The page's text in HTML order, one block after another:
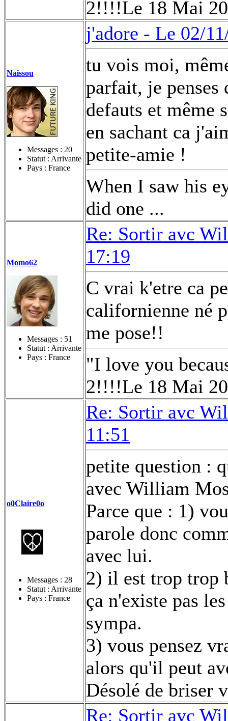
2!!!!Le 18 Mai
Naissou
Messages : 20
Statut : Arrivante
Pays : France
j'adore - Le 02/
tu vois moi,
parfait, je penses
defauts et même
en sachant ca
petite-amie !
When I saw his
did one ...
Momo62
Messages : 51
Statut : Arrivante
Pays : France
Re: Sortir avc
17:19
C vrai k'etre ca
californienne né
me pose!!
"I love you
2!!!!Le 18 Mai
o0Claire0o
Messages : 28
Statut : Arrivante
Pays : France
Re: Sortir avc
11:51
petite question :
avec William
Parce que : 1)
parole donc
avec lui.
2) il est trop trop
ça n'existe pas
sympa.
3) vous pensez
alors qu'il peut
Désolé de briser
Re: Sortir avc